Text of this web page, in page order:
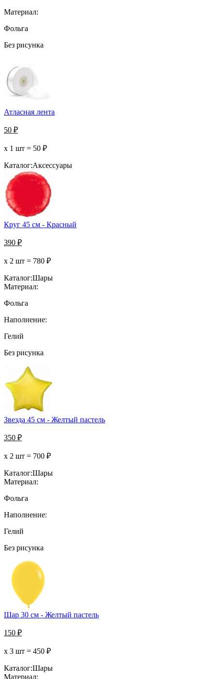
Материал:
Фольга
Без рисунка
Атласная лента
50 ₽
х 1 шт = 50 ₽
Каталог:Аксессуары
Круг 45 см - Красный
390 ₽
х 2 шт = 780 ₽
Каталог:Шары
Материал:
Фольга
Наполнение:
Гелий
Без рисунка
Звезда 45 см - Желтый пастель
350 ₽
х 2 шт = 700 ₽
Каталог:Шары
Материал:
Фольга
Наполнение:
Гелий
Без рисунка
Шар 30 см - Желтый пастель
150 ₽
х 3 шт = 450 ₽
Каталог:Шары
Материал: